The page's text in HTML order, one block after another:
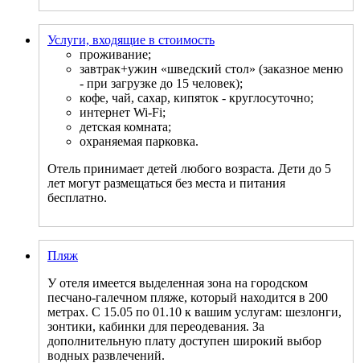
Услуги, входящие в стоимость
проживание;
завтрак+ужин «шведский стол» (заказное меню
- при загрузке до 15 человек);
кофе, чай, сахар, кипяток - круглосуточно;
интернет Wi-Fi;
детская комната;
охраняемая парковка.
Отель принимает детей любого возраста. Дети до 5
лет могут размещаться без места и питания
бесплатно.
Пляж
У отеля имеется выделенная зона на городском
песчано-галечном пляже, который находится в 200
метрах. С 15.05 по 01.10 к вашим услугам: шезлонги,
зонтики, кабинки для переодевания. За
дополнительную плату доступен широкий выбор
водных развлечений.